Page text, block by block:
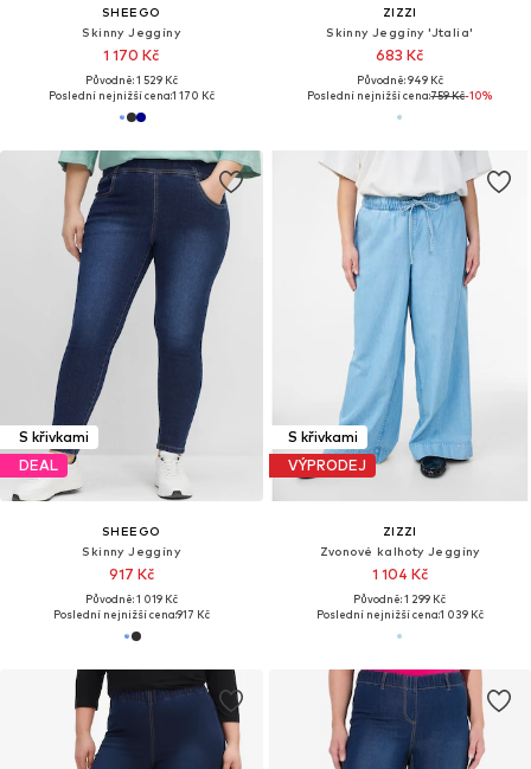
SHEEGO
Skinny Jeggíny
1 170 Kč
Původně: 1 529 Kč
Poslední nejnižší cena:1 170 Kč
ZIZZI
Skinny Jeggíny 'Jtalia'
683 Kč
Původně: 949 Kč
Poslední nejnižší cena:759 Kč-10%
S křivkami
DEAL
SHEEGO
Skinny Jeggíny
917 Kč
Původně: 1 019 Kč
Poslední nejnižší cena:917 Kč
S křivkami
VÝPRODEJ
ZIZZI
Zvonové kalhoty Jeggíny
1 104 Kč
Původně: 1 299 Kč
Poslední nejnižší cena:1 039 Kč